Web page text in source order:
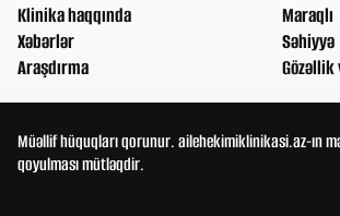
Klinika haqqında
Xəbərlər
Araşdırma
Maraqlı
Səhiyyə
Müəllif hüquqları qorunur. ailehekimiklinikasi.az-ın
qoyulması mütləqdir.